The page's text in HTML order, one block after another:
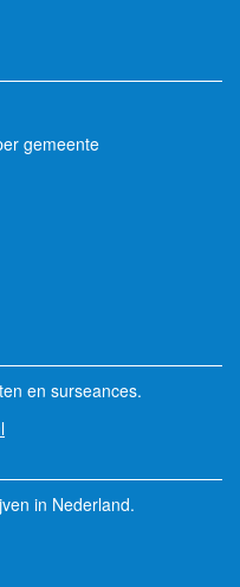
gemeente
en surseances.
in Nederland.